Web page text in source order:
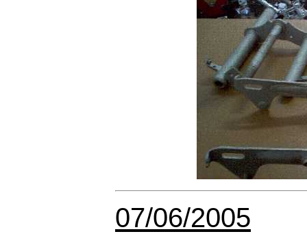
07/06/2005